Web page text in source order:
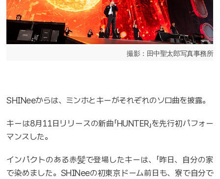
撮影：田中聖太郎写真事務所
SHINeeからは、ミンホとキーがそれぞれのソロ曲を披露。
キーは8月11日リリースの新曲「HUNTER」を先行初パフォー
マンスした。
インパクトのある赤髪で登場したキーは、「昨日、自分の家
で染めました。SHINeeの初東京ドーム前日も、寮で自分で